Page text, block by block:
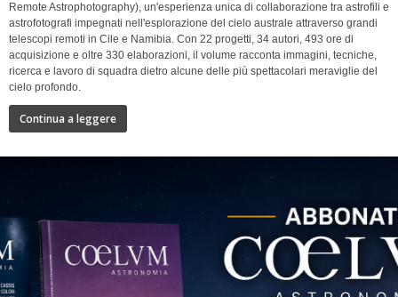
Remote Astrophotography), un'esperienza unica di collaborazione tra astrofili e
astrofotografi impegnati nell'esplorazione del cielo australe attraverso grandi
telescopi remoti in Cile e Namibia. Con 22 progetti, 34 autori, 493 ore di
acquisizione e oltre 330 elaborazioni, il volume racconta immagini, tecniche,
ricerca e lavoro di squadra dietro alcune delle più spettacolari meraviglie del
cielo profondo.
Continua a leggere